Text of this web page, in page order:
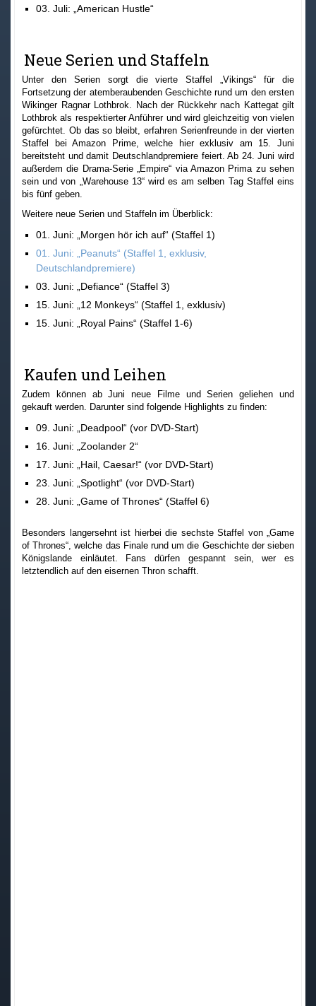
03. Juli: „American Hustle“
Neue Serien und Staffeln
Unter den Serien sorgt die vierte Staffel „Vikings“ für die
Fortsetzung der atemberaubenden Geschichte rund um den ersten
Wikinger Ragnar Lothbrok. Nach der Rückkehr nach Kattegat gilt
Lothbrok als respektierter Anführer und wird gleichzeitig von vielen
gefürchtet. Ob das so bleibt, erfahren Serienfreunde in der vierten
Staffel bei Amazon Prime, welche hier exklusiv am 15. Juni
bereitsteht und damit Deutschlandpremiere feiert. Ab 24. Juni wird
außerdem die Drama-Serie „Empire“ via Amazon Prima zu sehen
sein und von „Warehouse 13“ wird es am selben Tag Staffel eins
bis fünf geben.
Weitere neue Serien und Staffeln im Überblick:
01. Juni: „Morgen hör ich auf“ (Staffel 1)
01. Juni: „Peanuts“ (Staffel 1, exklusiv,
Deutschlandpremiere)
03. Juni: „Defiance“ (Staffel 3)
15. Juni: „12 Monkeys“ (Staffel 1, exklusiv)
15. Juni: „Royal Pains“ (Staffel 1-6)
Kaufen und Leihen
Zudem können ab Juni neue Filme und Serien geliehen und
gekauft werden. Darunter sind folgende Highlights zu finden:
09. Juni: „Deadpool“ (vor DVD-Start)
16. Juni: „Zoolander 2“
17. Juni: „Hail, Caesar!“ (vor DVD-Start)
23. Juni: „Spotlight“ (vor DVD-Start)
28. Juni: „Game of Thrones“ (Staffel 6)
Besonders langersehnt ist hierbei die sechste Staffel von „Game
of Thrones“, welche das Finale rund um die Geschichte der sieben
Königslande einläutet. Fans dürfen gespannt sein, wer es
letztendlich auf den eisernen Thron schafft.